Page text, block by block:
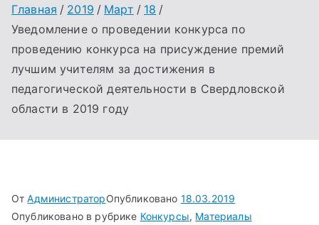
Главная 2019 Март
18
Уведомление о проведении конкурса по
проведению конкурса на присуждение премий
лучшим учителям за достижения в
педагогической деятельности в Свердловской
области в 2019 году
ОтАдминистраторОпубликовано 18.03.2019
Опубликовано в рубрике Конкурсы, Материалы